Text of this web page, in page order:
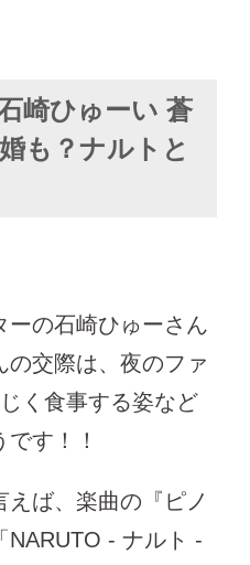
崎ひゅーい 蒼
も？ナルトと
ーの石崎ひゅーさん
の交際は、夜のファ
く食事する姿など
す！！
えば、楽曲の 『 ピノ
NARUTO - ナルト -